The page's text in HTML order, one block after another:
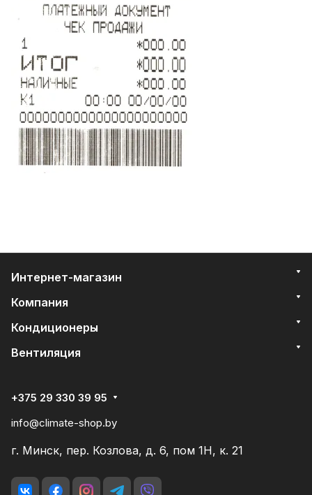
Интернет-магазин
Компания
Кондиционеры
Вентиляция
+375 29 330 39 95
info@climate-shop.by
г. Минск, пер. Козлова, д. 6, пом 1Н, к. 21